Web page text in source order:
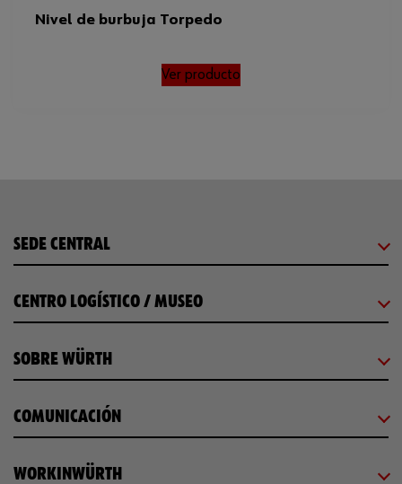
Nivel de burbuja Torpedo
Ver producto
SEDE CENTRAL
CENTRO LOGÍSTICO / MUSEO
SOBRE WÜRTH
COMUNICACIÓN
WORKINWÜRTH